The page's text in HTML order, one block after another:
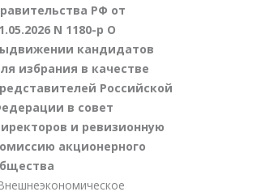
РФ от
N 1180-р О
кандидатов
избрания в качестве
Российской
в совет
и ревизионную
акционерного